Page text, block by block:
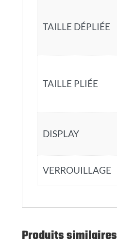
TAILLE DÉPLIÉE
TAILLE PLIÉE
DISPLAY
VERROUILLAGE
Produits similaires